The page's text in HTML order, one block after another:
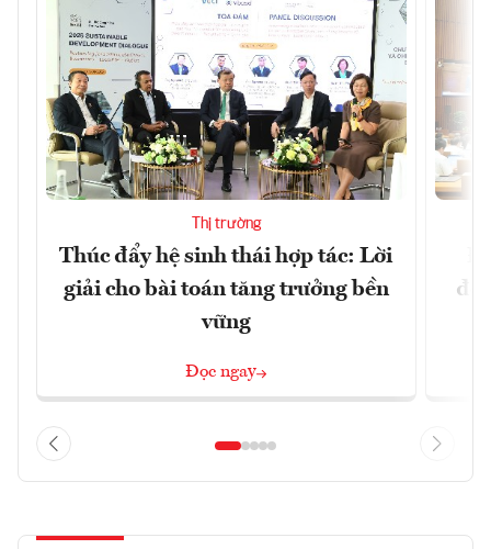
Thị trường
Thúc đẩy hệ sinh thái hợp tác: Lời
giải cho bài toán tăng trưởng bền
vững
Đọc ngay